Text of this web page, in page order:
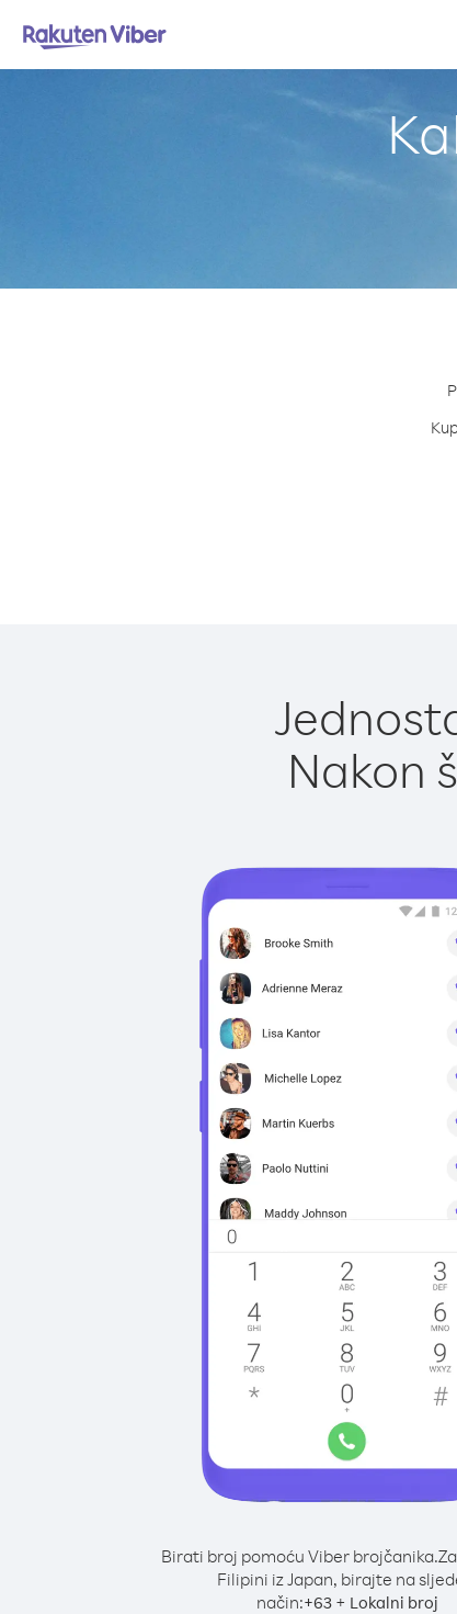
Nakon
Birati broj pomoću Viber brojčanika.
Filipini iz Japan, birajte na
način:+63 + Lokalni broj